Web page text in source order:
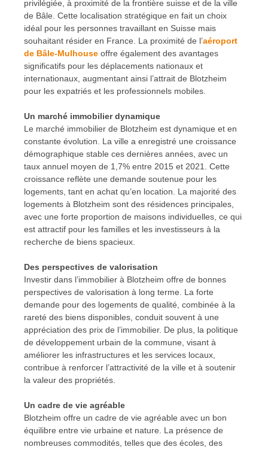
privilégiée, à proximité de la frontière suisse et de la ville
de Bâle. Cette localisation stratégique en fait un choix
idéal pour les personnes travaillant en Suisse mais
souhaitant résider en France. La proximité de l’aéroport
de Bâle-Mulhouse offre également des avantages
significatifs pour les déplacements nationaux et
internationaux, augmentant ainsi l’attrait de Blotzheim
pour les expatriés et les professionnels mobiles.
Un marché immobilier dynamique
Le marché immobilier de Blotzheim est dynamique et en
constante évolution. La ville a enregistré une croissance
démographique stable ces dernières années, avec un
taux annuel moyen de 1,7% entre 2015 et 2021. Cette
croissance reflète une demande soutenue pour les
logements, tant en achat qu’en location. La majorité des
logements à Blotzheim sont des résidences principales,
avec une forte proportion de maisons individuelles, ce qui
est attractif pour les familles et les investisseurs à la
recherche de biens spacieux.
Des perspectives de valorisation
Investir dans l’immobilier à Blotzheim offre de bonnes
perspectives de valorisation à long terme. La forte
demande pour des logements de qualité, combinée à la
rareté des biens disponibles, conduit souvent à une
appréciation des prix de l’immobilier. De plus, la politique
de développement urbain de la commune, visant à
améliorer les infrastructures et les services locaux,
contribue à renforcer l’attractivité de la ville et à soutenir
la valeur des propriétés.
Un cadre de vie agréable
Blotzheim offre un cadre de vie agréable avec un bon
équilibre entre vie urbaine et nature. La présence de
nombreuses commodités, telles que des écoles, des